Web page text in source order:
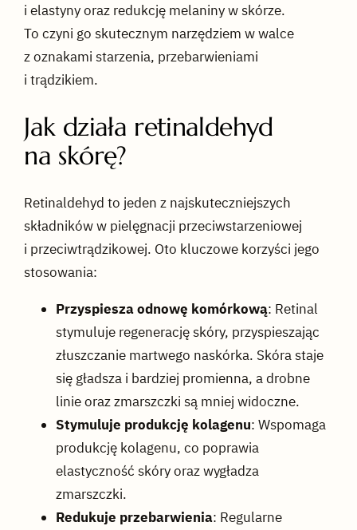
i elastyny oraz redukcję melaniny w skórze.
To czyni go skutecznym narzędziem w walce
z oznakami starzenia, przebarwieniami
i trądzikiem.
Jak działa retinaldehyd
na skórę?
Retinaldehyd to jeden z najskuteczniejszych
składników w pielęgnacji przeciwstarzeniowej
i przeciwtrądzikowej. Oto kluczowe korzyści jego
stosowania:
Przyspiesza odnowę komórkową: Retinal
stymuluje regenerację skóry, przyspieszając
złuszczanie martwego naskórka. Skóra staje
się gładsza i bardziej promienna, a drobne
linie oraz zmarszczki są mniej widoczne.
Stymuluje produkcję kolagenu: Wspomaga
produkcję kolagenu, co poprawia
elastyczność skóry oraz wygładza
zmarszczki.
Redukuje przebarwienia: Regularne